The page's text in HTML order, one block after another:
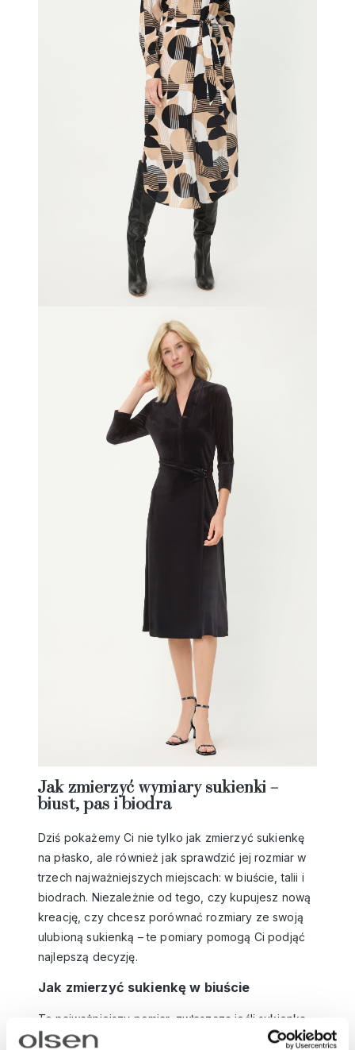
Jak zmierzyć wymiary sukienki –
biust, pas i biodra
Dziś pokażemy Ci nie tylko jak zmierzyć sukienkę
na płasko, ale również jak sprawdzić jej rozmiar w
trzech najważniejszych miejscach: w biuście, talii i
biodrach. Niezależnie od tego, czy kupujesz nową
kreację, czy chcesz porównać rozmiary ze swoją
ulubioną sukienką – te pomiary pomogą Ci podjąć
najlepszą decyzję.
Jak zmierzyć sukienkę w biuście
To najważniejszy pomiar, zwłaszcza jeśli sukienka
ma dopasowany fason lub dekolt w literę V. Aby